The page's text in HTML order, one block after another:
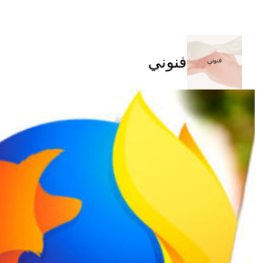
المحتوى
فنوني